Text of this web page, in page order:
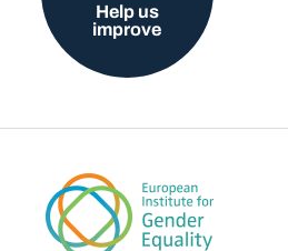
Help us
improve